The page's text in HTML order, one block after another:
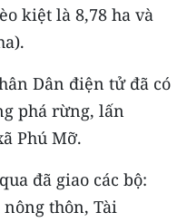
kiệt là 8,78 ha và
Dân điện tử đã có
phá rừng, lấn
Phú Mỡ.
đã giao các bộ:
thôn, Tài